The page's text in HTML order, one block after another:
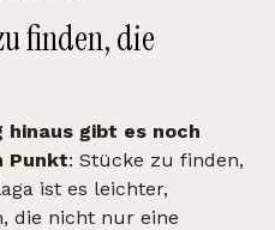
finden, die
gibt es noch
Punkt: Stücke zu finden,
ist es leichter,
die nicht nur eine